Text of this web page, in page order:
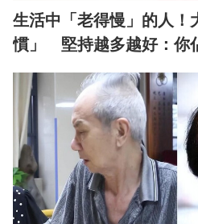
生活中「老得慢」的人！
慣」 堅持越多越好：你